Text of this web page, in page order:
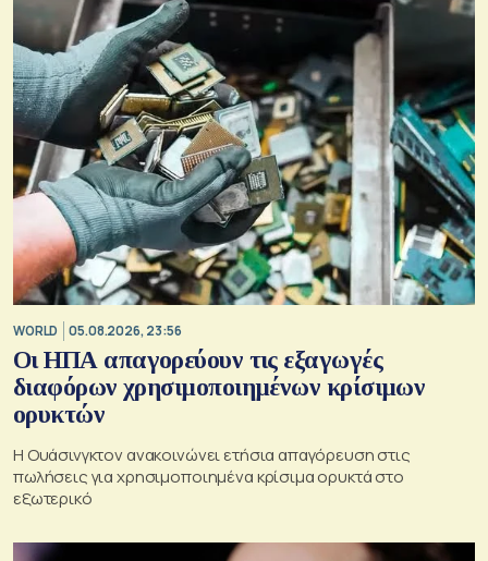
WORLD 05.08.2026, 23:56
Οι ΗΠΑ απαγορεύουν τις εξαγωγές
διαφόρων χρησιμοποιημένων κρίσιμων
ορυκτών
Η Ουάσινγκτον ανακοινώνει ετήσια απαγόρευση στις
πωλήσεις για χρησιμοποιημένα κρίσιμα ορυκτά στο
εξωτερικό